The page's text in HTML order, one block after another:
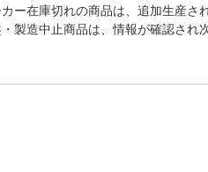
ー在庫切れの商品は、追加生産さ
製造中止商品は、情報が確認され